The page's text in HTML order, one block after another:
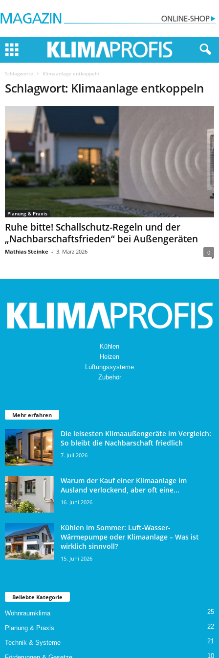
Schlagworte Klimaanlage entkoppeln
Schlagwort: Klimaanlage entkoppeln
Planung & Praxis
Ruhe bitte! Schallschutz-Regeln und der
„Nachbarschaftsfrieden“ bei Außengeräten
Mathias Steinke - 3. März 2026 0
Kühlen
Heizen
Lüftungssysteme
Zubehör
Mehr erfahren
Die leisesten Klimaaußengeräte im Vergleich:
So bleibt die Nachbarschaft friedlich
7. Juli 2026
Warum der Kauf einer Klimaanlage im
Ausland verlockend, aber oft eine...
16. Juni 2026
Kühlen im Sommer: Luft-Wasser-
Wärmepumpe oder Klimaanlage – Was ist
wirklich sinnvoll?
15. Juni 2026
Beliebte Kategorie
Wohnraumklima 25
Planung & Praxis 22
Technik & Systeme 21
10